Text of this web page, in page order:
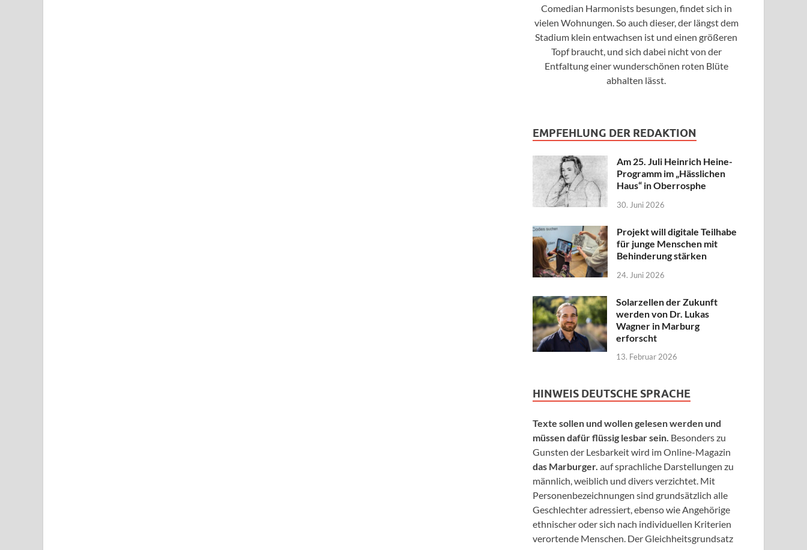
Comedian Harmonists besungen, findet sich in
vielen Wohnungen. So auch dieser, der längst dem
Stadium klein entwachsen ist und einen größeren
Topf braucht, und sich dabei nicht von der
Entfaltung einer wunderschönen roten Blüte
abhalten lässt.
EMPFEHLUNG DER REDAKTION
Am 25. Juli Heinrich Heine-
Programm im „Hässlichen
Haus“ in Oberrosphe
30. Juni 2026
Projekt will digitale Teilhabe
für junge Menschen mit
Behinderung stärken
24. Juni 2026
Solarzellen der Zukunft
werden von Dr. Lukas
Wagner in Marburg
erforscht
13. Februar 2026
HINWEIS DEUTSCHE SPRACHE
Texte sollen und wollen gelesen werden und
müssen dafür flüssig lesbar sein. Besonders zu
Gunsten der Lesbarkeit wird im Online-Magazin
das Marburger. auf sprachliche Darstellungen zu
männlich, weiblich und divers verzichtet. Mit
Personenbezeichnungen sind grundsätzlich alle
Geschlechter adressiert, ebenso wie Angehörige
ethnischer oder sich nach individuellen Kriterien
verortende Menschen. Der Gleichheitsgrundsatz